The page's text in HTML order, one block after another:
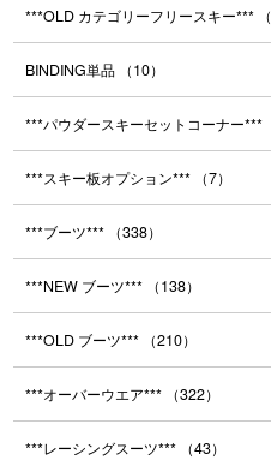
***OLD カテゴリーフリースキー***
BINDING単品 （10）
***パウダースキーセットコーナー***
***スキー板オプション*** （7）
***ブーツ*** （338）
***NEW ブーツ*** （138）
***OLD ブーツ*** （210）
***オーバーウエア*** （322）
***レーシングスーツ*** （43）